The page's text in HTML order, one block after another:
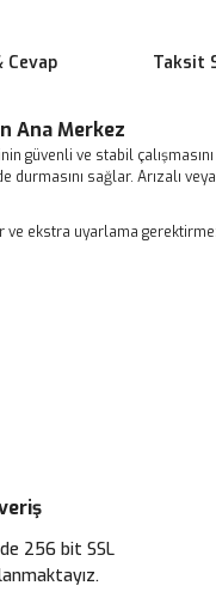
Cevap Taksit
Ana Merkez
ve stabil
sağlar. Arızalı
ve ekstra uyarlama
256 bit SSL